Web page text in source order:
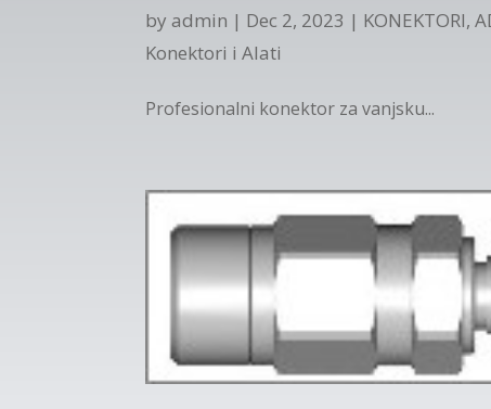
byadmin | Dec 2, 2023 | KONEKTORI,
Konektori i Alati
Profesionalni konektor za vanjsku...